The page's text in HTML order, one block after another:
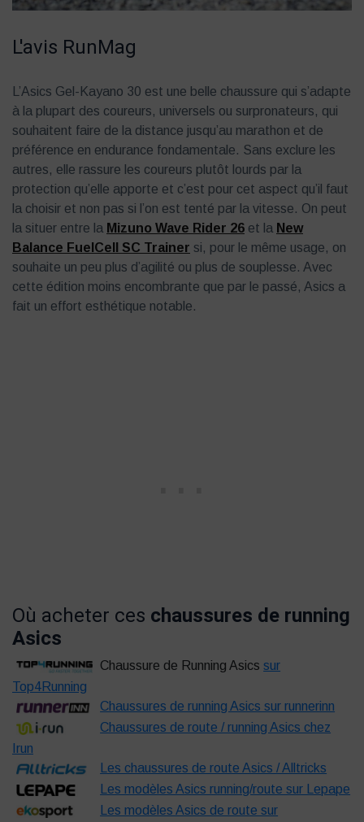
L'avis RunMag
L’Asics Gel-Kayano 30 est une belle chaussure qui s’adapte
à la plupart des coureurs, universels ou surpronateurs, qui
souhaitent faire de la distance jusqu’au marathon et de
préférence en endurance fondamentale. Sans exclure les
autres, elle rassure les coureurs plutôt lourds par la
protection qu’elle apporte et c’est pour cet aspect qu’il faut
la choisir et non pas si l’on est tenté par la vitesse. On peut
la situer entre la Mizuno Wave Rider 26 et la New
Balance FuelCell SC Trainer si, pour le même usage, on
souhaite un peu plus d’agilité ou plus de souplesse. Avec
cette édition moins encombrante que par le passé, Asics a
fait un effort esthétique notable.
Où acheter ces chaussures de running
Asics
Chaussure de Running Asicssur
Top4Running
Chaussures de running Asics sur runnerinn
Chaussures de route / running Asics chez
Irun
Les chaussures de route Asics / Alltricks
Les modèles Asics running/route sur Lepape
Les modèles Asics de route sur